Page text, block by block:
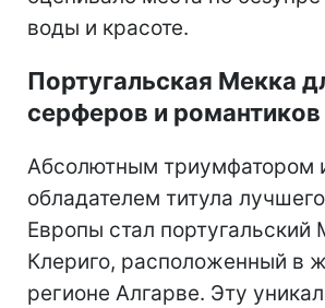
воды и красоте.
Португальская Мекка
серферов и романтиков
Абсолютным триумфатором
обладателем титула
Европы стал португальский
Клериго, расположенный в
регионе Алгарве. Эту